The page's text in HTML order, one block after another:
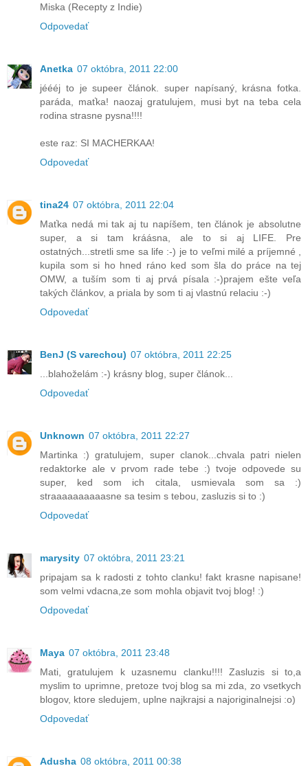
Miska (Recepty z Indie)
Odpovedať
Anetka 07 októbra, 2011 22:00
jéééj to je supeer článok. super napísaný, krásna fotka.
paráda, maťka! naozaj gratulujem, musi byt na teba cela
rodina strasne pysna!!!!
este raz: SI MACHERKAA!
Odpovedať
tina24 07 októbra, 2011 22:04
Maťka nedá mi tak aj tu napíšem, ten článok je absolutne
super, a si tam kráásna, ale to si aj LIFE. Pre
ostatných...stretli sme sa life :-) je to veľmi milé a príjemné ,
kupila som si ho hned ráno ked som šla do práce na tej
OMW, a tuším som ti aj prvá písala :-)prajem ešte veľa
takých článkov, a priala by som ti aj vlastnú relaciu :-)
Odpovedať
BenJ (S varechou) 07 októbra, 2011 22:25
...blahoželám :-) krásny blog, super článok...
Odpovedať
Unknown 07 októbra, 2011 22:27
Martinka :) gratulujem, super clanok...chvala patri nielen
redaktorke ale v prvom rade tebe :) tvoje odpovede su
super, ked som ich citala, usmievala som sa :)
straaaaaaaaaasne sa tesim s tebou, zasluzis si to :)
Odpovedať
marysity 07 októbra, 2011 23:21
pripajam sa k radosti z tohto clanku! fakt krasne napisane!
som velmi vdacna,ze som mohla objavit tvoj blog! :)
Odpovedať
Maya 07 októbra, 2011 23:48
Mati, gratulujem k uzasnemu clanku!!!! Zasluzis si to,a
myslim to uprimne, pretoze tvoj blog sa mi zda, zo vsetkych
blogov, ktore sledujem, uplne najkrajsi a najoriginalnejsi :o)
Odpovedať
Adusha 08 októbra, 2011 00:38